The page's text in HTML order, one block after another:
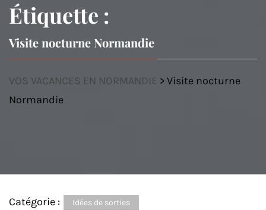
Étiquette :
Visite nocturne Normandie
VOS VACANCES EN NORMANDIE >Visite nocturne
Normandie
Catégorie : Idées de sorties